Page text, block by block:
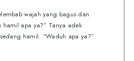
wajah yang bagus dan
hamil apa ya?” Tanya adek
hamil. “Waduh apa ya?”